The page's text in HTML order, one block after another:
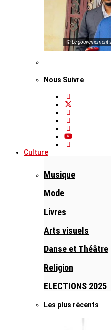
© Le gouvernement
Nous Suivre
Culture
Musique
Mode
Livres
Arts visuels
Danse et Théâtre
Religion
ELECTIONS 2025
Les plus récents